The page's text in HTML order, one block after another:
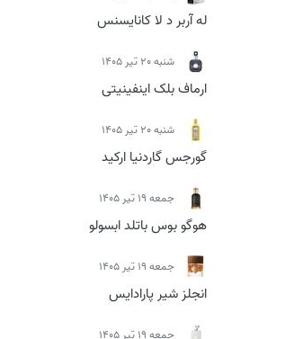
له آربر د لا کانایسنس
شنبه 20 تیر 1405
ارماف بلک اینفینیتی
شنبه 20 تیر 1405
گورجس گاردنیا ارکید
جمعه 19 تیر 1405
هوگو بوس باتلد ابسولو
جمعه 19 تیر 1405
انجلز شیر پارادایس
جمعه 19 تیر 1405